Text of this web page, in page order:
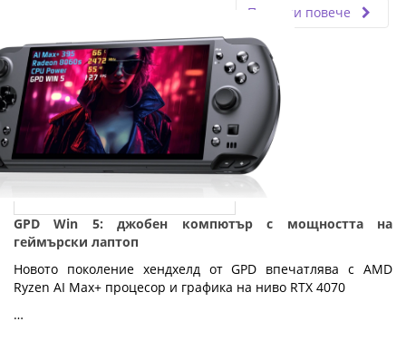
Прочети повече
GPD Win 5: джобен компютър с мощността на
геймърски лаптоп
Новото поколение хендхелд от GPD впечатлява с AMD
Ryzen AI Max+ процесор и графика на ниво RTX 4070
…